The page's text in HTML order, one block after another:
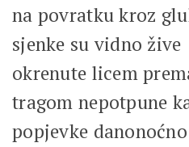
na povratku kroz
sjenke su vidno žive
okrenute licem
tragom nepotpune
popjevke